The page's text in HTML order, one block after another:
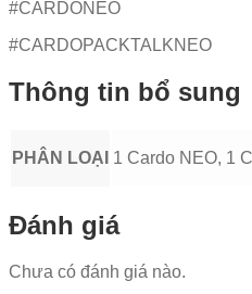
#CARDONEO
#CARDOPACKTALKNEO
Thông tin bổ sung
PHÂN LOẠI 1 Cardo NEO, 1
Đánh giá
Chưa có đánh giá nào.